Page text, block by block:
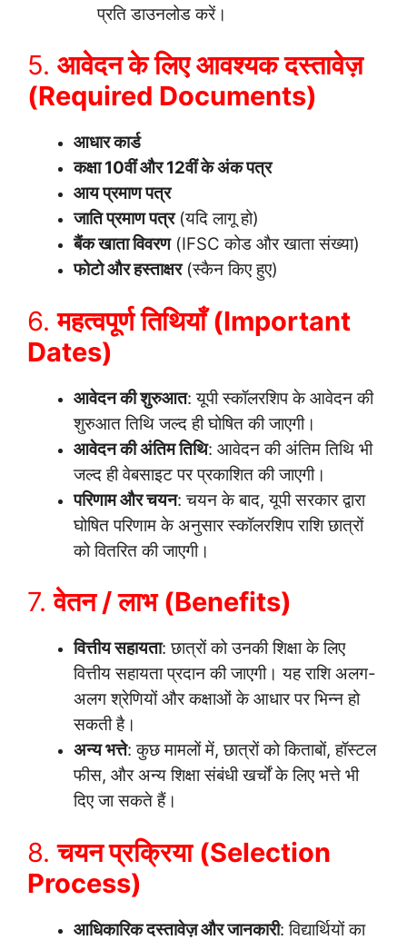
प्रति डाउनलोड करें।
5. आवेदन के लिए आवश्यक दस्तावेज़
(Required Documents)
आधार कार्ड
कक्षा 10वीं और 12वीं के अंक पत्र
आय प्रमाण पत्र
जाति प्रमाण पत्र(यदि लागू हो)
बैंक खाता विवरण(IFSC कोड और खाता संख्या)
फोटो और हस्ताक्षर(स्कैन किए हुए)
6.महत्वपूर्ण तिथियाँ (Important
Dates)
आवेदन की शुरुआत: यूपी स्कॉलरशिप के आवेदन की
शुरुआत तिथि जल्द ही घोषित की जाएगी।
आवेदन की अंतिम तिथि: आवेदन की अंतिम तिथि भी
जल्द ही वेबसाइट पर प्रकाशित की जाएगी।
परिणाम और चयन: चयन के बाद, यूपी सरकार द्वारा
घोषित परिणाम के अनुसार स्कॉलरशिप राशि छात्रों
को वितरित की जाएगी।
7.वेतन / लाभ (Benefits)
वित्तीय सहायता: छात्रों को उनकी शिक्षा के लिए
वित्तीय सहायता प्रदान की जाएगी। यह राशि अलग-
अलग श्रेणियों और कक्षाओं के आधार पर भिन्न हो
सकती है।
अन्य भत्ते: कुछ मामलों में, छात्रों को किताबों, हॉस्टल
फीस, और अन्य शिक्षा संबंधी खर्चों के लिए भत्ते भी
दिए जा सकते हैं।
8.चयन प्रक्रिया (Selection
Process)
आधिकारिक दस्तावेज़ और जानकारी: विद्यार्थियों का